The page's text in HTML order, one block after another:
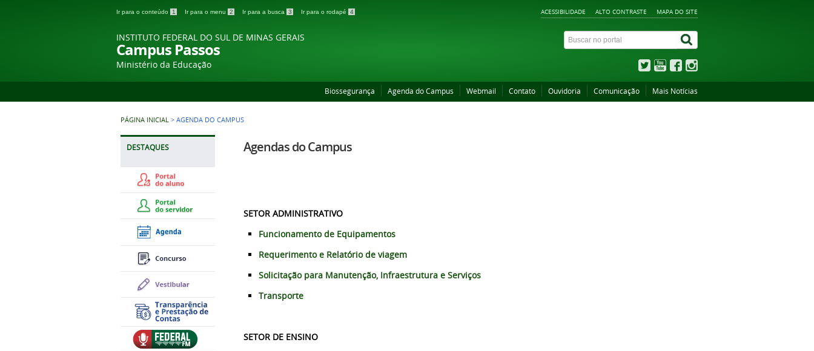
Ir para o conteúdo 1 Ir para o menu 2 Ir para a busca 3 Ir para o rodapé 4 ACESSIBILIDADE ALTO CONTRASTE MAPA DO SITE
INSTITUTO FEDERAL DO SUL DE MINAS GERAIS
Campus Passos
Ministério da Educação
Biossegurança Agenda do Campus Webmail Contato Ouvidoria Comunicação Mais Notícias
PÁGINA INICIAL > AGENDA DO CAMPUS
DESTAQUES Agendas do Campus
SETOR ADMINISTRATIVO
Funcionamento de Equipamentos
Requerimento e Relatório de viagem
Solicitação para Manutenção, Infraestrutura e Serviços
Transporte
SETOR DE ENSINO